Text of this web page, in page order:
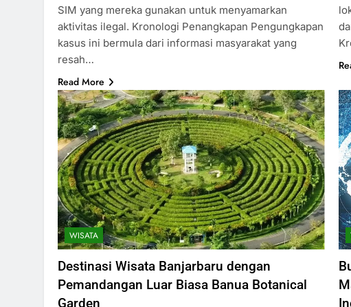
SIM yang mereka gunakan untuk menyamarkan
aktivitas ilegal. Kronologi Penangkapan Pengungkapan
kasus ini bermula dari informasi masyarakat yang
resah…
Read More
WISATA
Destinasi Wisata Banjarbaru dengan
Pemandangan Luar Biasa Banua Botanical
Garden